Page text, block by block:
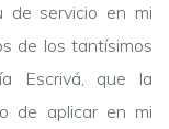
de servicio en mi
de los tantísimos
Escrivá, que la
de aplicar en mi